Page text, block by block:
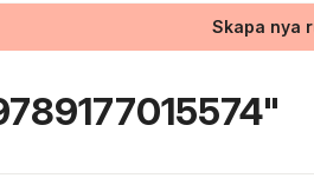
Skapa nya